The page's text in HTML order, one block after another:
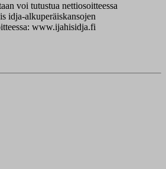
voi tutustua nettiosoitteessa
idja-alkuperäiskansojen
www.ijahisidja.fi